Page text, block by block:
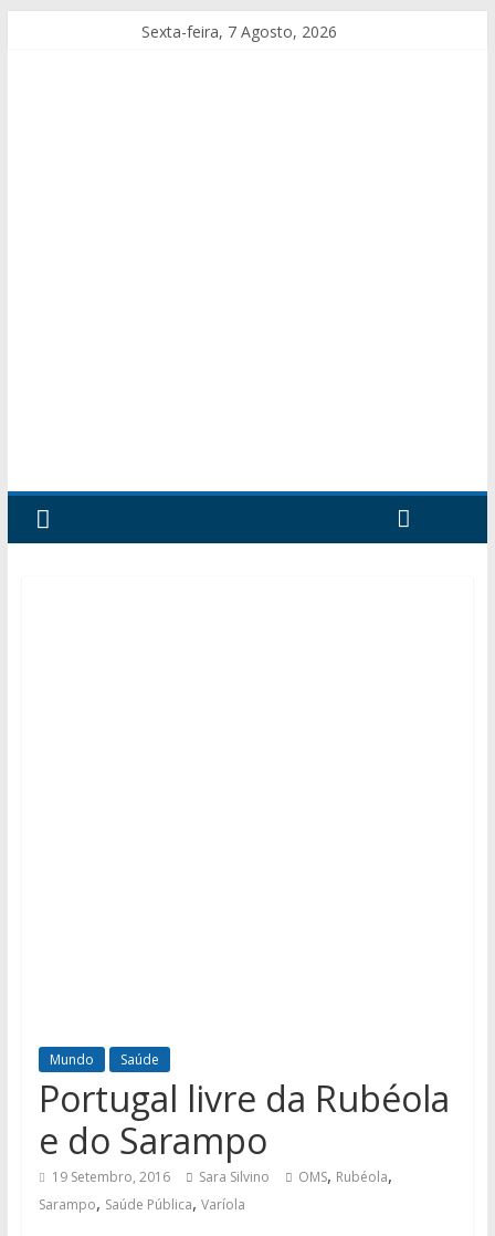
Sexta-feira, 7 Agosto, 2026
Mundo Saúde
Portugal livre da Rubéola
e do Sarampo
19 Setembro, 2016 Sara Silvino OMS, Rubéola,
Sarampo, Saúde Pública, Varíola